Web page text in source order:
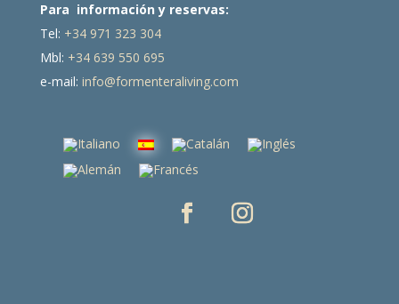
Para información y reservas:
Tel: +34 971 323 304
Mbl: +34 639 550 695
e-mail: info@formenteraliving.com